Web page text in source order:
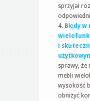
sprzyjał
Błędy
i
sprawy, że
mebli
wysokość
obniżyć